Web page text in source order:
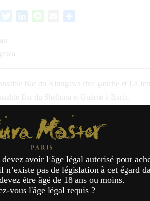
FacebookTwitterLinkedIn Email
Bar du Kinugawa rive gauche et La
Bar du Shellona et Guérite à Barth.
Jury Honkaku-shochu &
Kura Master Paris
avoir l’âge légal autorisé pour
n’existe pas de législation à cet égard
être âgé de 18 ans ou moins.
vous l'âge légal requis ?